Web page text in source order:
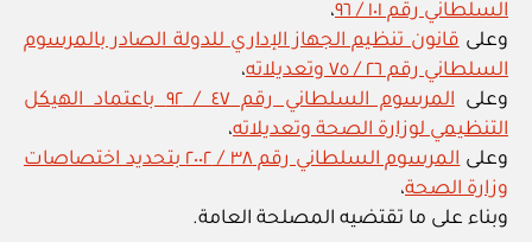
السلطاني رقم ١٠١ / ٩٦
،
وعلىقانون تنظيم الجهاز الإداري للدولة الصادر بالمرسوم
السلطاني رقم ٢٦ / ٧٥ وتعديلاته
،
وعلى
المرسوم السلطاني رقم ٤٧ / ٩٢ باعتماد الهيكل
التنظيمي لوزارة الصحة وتعديلاته،
وعلى
المرسوم السلطاني رقم ٣٨ / ٢٠٠٢ بتحديد اختصاصات
وزارة الصحة،
وبناء على ما تقتضيه المصلحة العامة.